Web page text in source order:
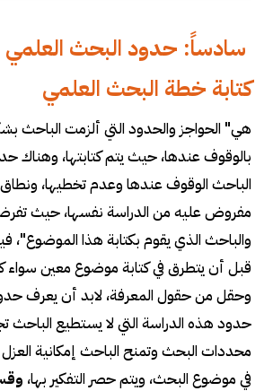
سادساً: حدود البحث العلمي
كتابة خطة البحث العلمي
هي" الحواجز والحدود التي ألزمت الباحث
بالوقوف عندها، حيث يتم كتابتها، وهناك
الباحث الوقوف عندها وعدم تخطيها،
مفروض عليه من الدراسة نفسها، حيث
والباحث الذي يقوم بكتابة هذا
قبل أن يتطرق في كتابة موضوع معين سواء
وحقل من حقول المعرفة، لابد أن يعرف
حدود هذه الدراسة التي لا يستطيع الباحث
محددات البحث وتمنح الباحث إمكانية العزل
في موضوع البحث، ويتم حصر التفكير بها،